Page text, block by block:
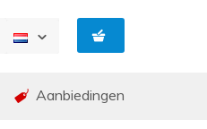
Aanbiedingen